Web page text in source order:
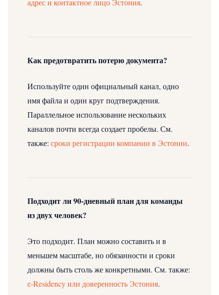
Как предотвратить потерю документа?
Используйте один официальный канал, одно
имя файла и один круг подтверждения.
Параллельное использование нескольких
каналов почти всегда создает пробелы. См.
также: сроки регистрации компании в Эстонии.
Подходит ли 90-дневный план для команды
из двух человек?
Это подходит. План можно составить и в
меньшем масштабе, но обязанности и сроки
должны быть столь же конкретными. См. также:
e-Residency или доверенность Эстония.